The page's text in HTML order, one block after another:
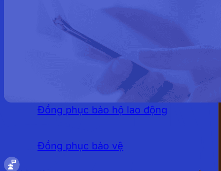
Đồng phục khách sạn
Đồng phục quán cafe
Đồng phục bảo hộ lao động
Đồng phục bảo vệ